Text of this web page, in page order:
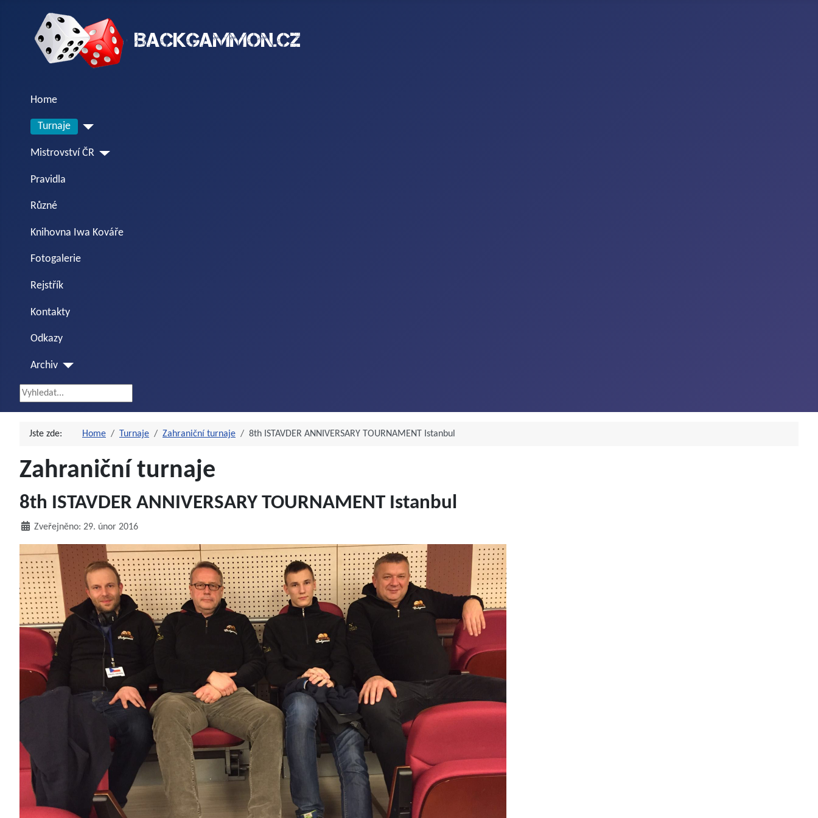
Home
Turnaje
Mistrovství ČR
Pravidla
Různé
Knihovna Iwa Kováře
Fotogalerie
Rejstřík
Kontakty
Odkazy
Archiv
Vyhledávání...
Jste zde: Home Turnaje Zahraniční turnaje 8th ISTAVDER ANNIVERSARY TOURNAMENT Istanbul
Zahraniční turnaje
8th ISTAVDER ANNIVERSARY TOURNAMENT Istanbul
Zveřejněno: 29. únor 2016